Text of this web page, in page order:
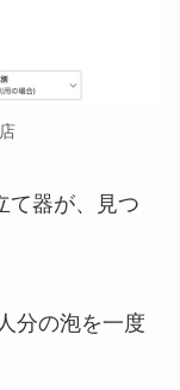
て器が、見つ
分の泡を一度